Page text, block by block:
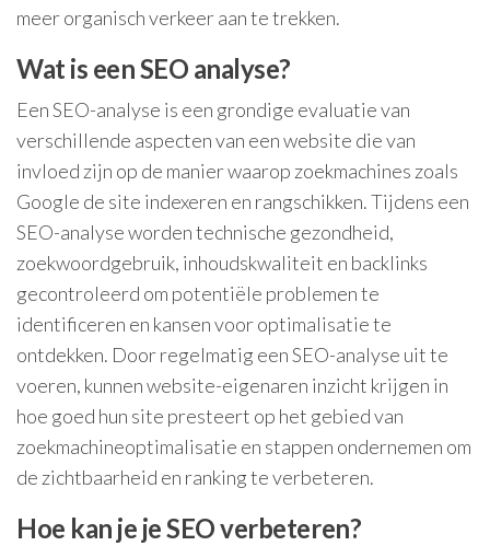
meer organisch verkeer aan te trekken.
Wat is een SEO analyse?
Een SEO-analyse is een grondige evaluatie van
verschillende aspecten van een website die van
invloed zijn op de manier waarop zoekmachines zoals
Google de site indexeren en rangschikken. Tijdens een
SEO-analyse worden technische gezondheid,
zoekwoordgebruik, inhoudskwaliteit en backlinks
gecontroleerd om potentiële problemen te
identificeren en kansen voor optimalisatie te
ontdekken. Door regelmatig een SEO-analyse uit te
voeren, kunnen website-eigenaren inzicht krijgen in
hoe goed hun site presteert op het gebied van
zoekmachineoptimalisatie en stappen ondernemen om
de zichtbaarheid en ranking te verbeteren.
Hoe kan je je SEO verbeteren?